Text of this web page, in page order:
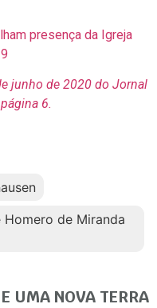
presença da Igreja
junho de 2020 do Jornal
6.
de Miranda
UMA NOVA TERRA